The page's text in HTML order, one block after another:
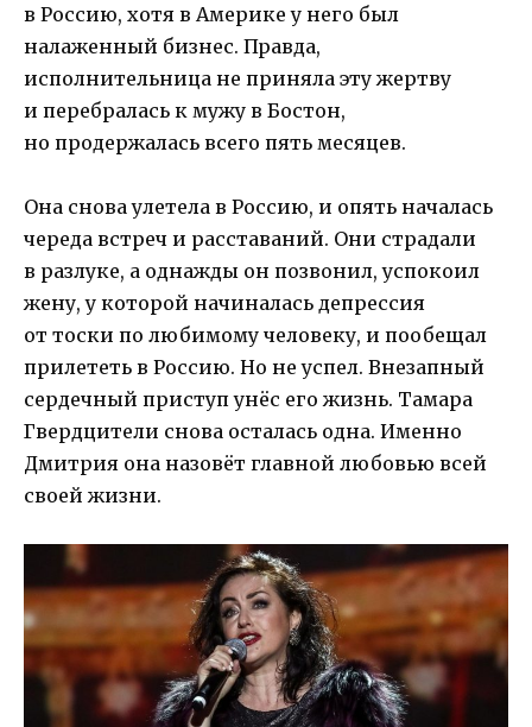
в Россию, хотя в Америке у него был
налаженный бизнес. Правда,
исполнительница не приняла эту жертву
и перебралась к мужу в Бостон,
но продержалась всего пять месяцев.
Она снова улетела в Россию, и опять началась
череда встреч и расставаний. Они страдали
в разлуке, а однажды он позвонил, успокоил
жену, у которой начиналась депрессия
от тоски по любимому человеку, и пообещал
прилететь в Россию. Но не успел. Внезапный
сердечный приступ унёс его жизнь. Тамара
Гвердцители снова осталась одна. Именно
Дмитрия она назовёт главной любовью всей
своей жизни.